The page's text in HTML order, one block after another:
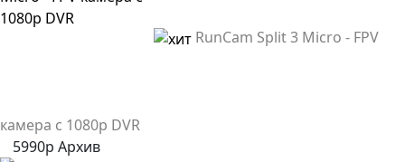
RunCam Split 3 Micro - FPV
камера с 1080p DVR
5990р Архив